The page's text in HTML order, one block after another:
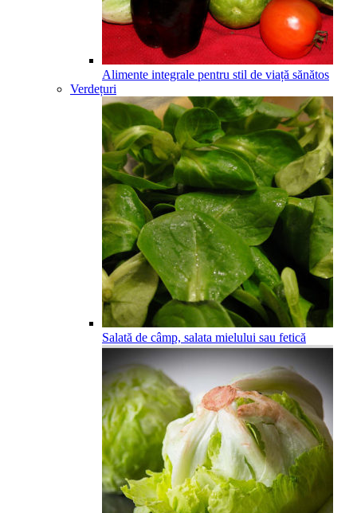
Alimente integrale pentru stil de viață sănătos
Verdețuri
Salată de câmp, salata mielului sau fetică